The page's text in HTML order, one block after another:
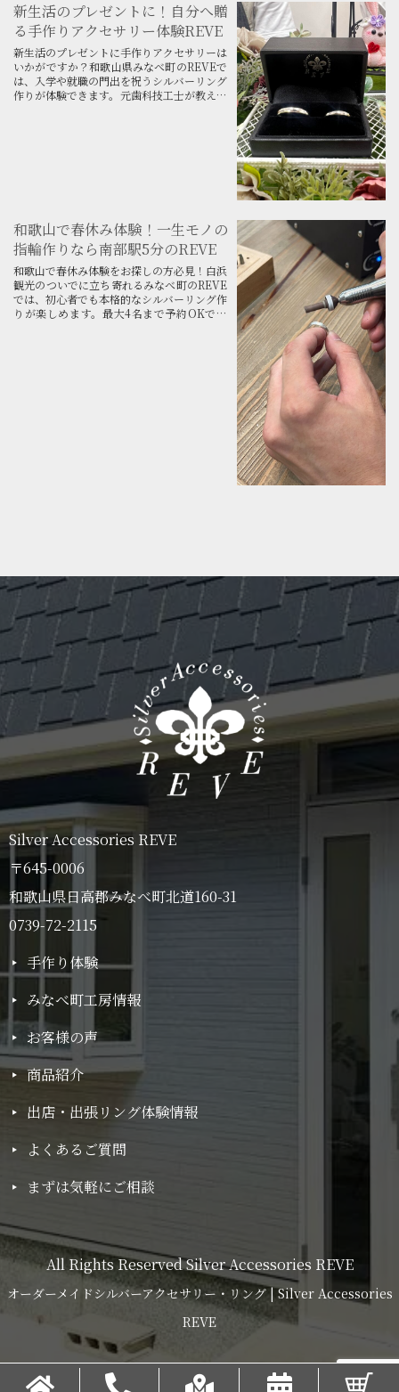
新生活のプレゼントに！自分へ贈
る手作りアクセサリー体験REVE
新生活のプレゼントに手作りアクセサリーは
いかがですか？和歌山県みなべ町のREVEで
は、入学や就職の門出を祝うシルバーリング
作りが体験できます。元歯科技工士が教える
和歌山で春休み体験！一生モノの
指輪作りなら南部駅5分のREVE
和歌山で春休み体験をお探しの方必見！白浜
観光のついでに立ち寄れるみなべ町のREVE
では、初心者でも本格的なシルバーリング作
りが楽しめます。最大4名まで予約OKで、
Silver Accessories REVE
〒645-0006
和歌山県日高郡みなべ町北道160-31
0739-72-2115
手作り体験
みなべ町工房情報
お客様の声
商品紹介
出店・出張リング体験情報
よくあるご質問
まずは気軽にご相談
All Rights Reserved Silver Accessories REVE
オーダーメイドシルバーアクセサリー・リング | Silver Accessories
REVE